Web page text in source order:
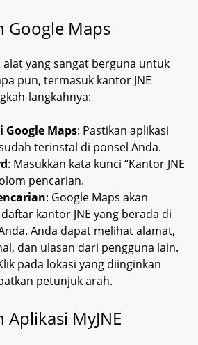
Google Maps
alat yang sangat berguna untuk
pun, termasuk kantor JNE
langkahnya:
Google Maps: Pastikan aplikasi
terinstal di ponsel Anda.
: Masukkan kata kunci “Kantor JNE
pencarian.
: Google Maps akan
kantor JNE yang berada di
Anda dapat melihat alamat,
dan ulasan dari pengguna lain.
pada lokasi yang diinginkan
petunjuk arah.
MyJNE